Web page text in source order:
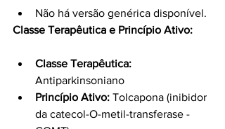
Não há versão genérica disponível.
Classe Terapêutica e Princípio Ativo:
Classe Terapêutica:
Antiparkinsoniano
Princípio Ativo: Tolcapona (inibidor
da catecol-O-metil-transferase -